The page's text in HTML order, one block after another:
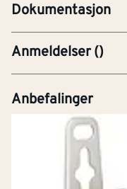
Dokumentasjon
Anmeldelser()
Anbefalinger